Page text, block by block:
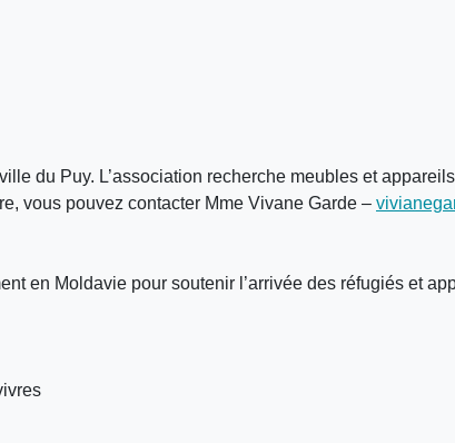
du Puy. L’association recherche meubles et
vous pouvez contacter Mme Vivane Garde –
en Moldavie pour soutenir l’arrivée des réfugiés et